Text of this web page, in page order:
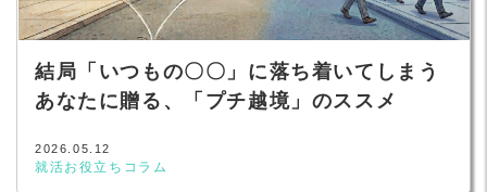
結局「いつもの〇〇」に落ち着いてしまう
あなたに贈る、「プチ越境」のススメ
2026.05.12
就活お役立ちコラム